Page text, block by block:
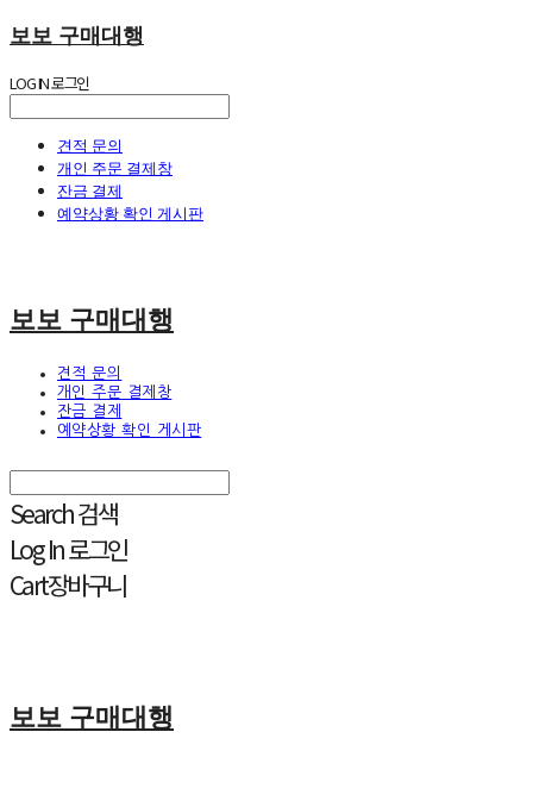
보보 구매대행
LOG IN로그인
견적 문의
개인 주문 결제창
잔금 결제
예약상황 확인 게시판
보보 구매대행
견적 문의
개인 주문 결제창
잔금 결제
예약상황 확인 게시판
Search검색
Log In로그인
Cart장바구니
보보 구매대행